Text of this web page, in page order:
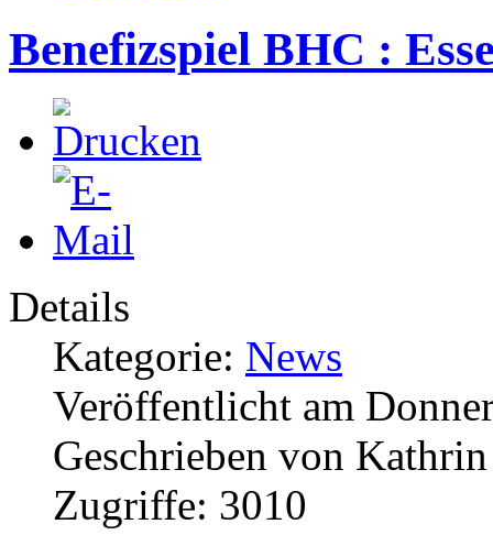
Benefizspiel BHC :
Details
Kategorie: News
Veröffentlicht am
Geschrieben von
Zugriffe: 3010